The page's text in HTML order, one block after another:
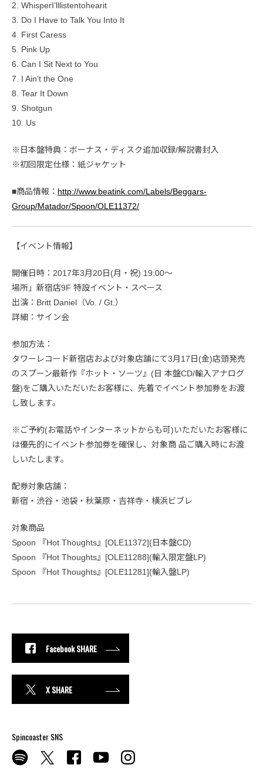
2. WhisperI’lllistentohearit
3. Do I Have to Talk You Into It
4. First Caress
5. Pink Up
6. Can I Sit Next to You
7. I Ain’t the One
8. Tear It Down
9. Shotgun
10. Us
※日本盤特典：ボーナス・ディスク追加収録/解説書封入
※初回限定仕様：紙ジャケット
■商品情報： http://www.beatink.com/Labels/Beggars-
Group/Matador/Spoon/OLE11372/
【イベント情報】
開催日時：2017年3月20日(月・祝) 19:00～
場所」新宿店9F 特設イベント・スペース
出演：Britt Daniel（Vo. / Gt.）
詳細：サイン会
参加方法：
タワーレコード新宿店および対象店舗にて3月17日(金)店頭発売
のスプーン最新作『ホット・ソーツ』(日 本盤CD/輸入アナログ
盤)をご購入いただいたお客様に、先着でイベント参加券をお渡
し致します。
※ご予約(お電話やインターネットからも可)いただいたお客様に
は優先的にイベント参加券を確保し、対象商 品ご購入時にお渡
しいたします。
配券対象店舗：
新宿・渋谷・池袋・秋葉原・吉祥寺・横浜ビブレ
対象商品
Spoon 『Hot Thoughts』[OLE11372](日本盤CD)
Spoon 『Hot Thoughts』[OLE11288](輸入限定盤LP)
Spoon 『Hot Thoughts』[OLE11281](輸入盤LP)
Facebook SHARE
X SHARE
Spincoaster SNS